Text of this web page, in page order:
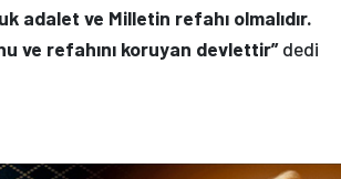
adalet ve Milletin refahı olmalıdır.
ve refahını koruyan devlettir”dedi